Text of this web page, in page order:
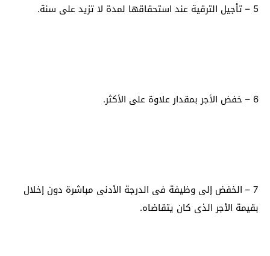
5 – تأجيل الترقية عند استحقاقها لمدة لا تزيد على سنة.
6 – خفض الأجر بمقدار علاوة على الأكثر.
7 – الخفض إلى وظيفة فى الدرجة الأدنى مباشرة دون إخلال
بقيمة الأجر الذى كان يتقاضاه.